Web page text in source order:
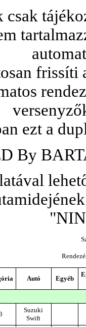
csak
frissíti
ezt a
By
Autó Egyéb
Suzuki
Swift